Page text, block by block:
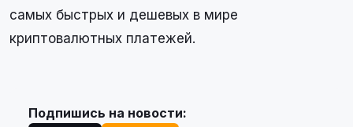
самых быстрых и дешевых в мире
криптовалютных платежей.
Подпишись на новости: